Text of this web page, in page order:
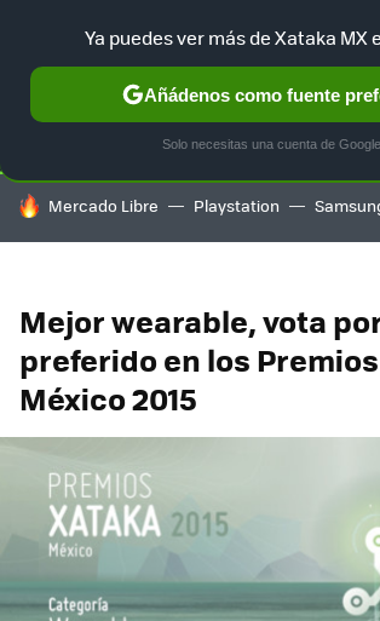
SELECCIÓN GAMING HOME AUTO
HOY SE HABLA DE
Mercado Libre Playstation
Mejor wearable, vota
preferido en los
México 2015
Ya puedes ver más de Xataka MX
Añádenos como fuente
Solo necesitas una cuenta de Google